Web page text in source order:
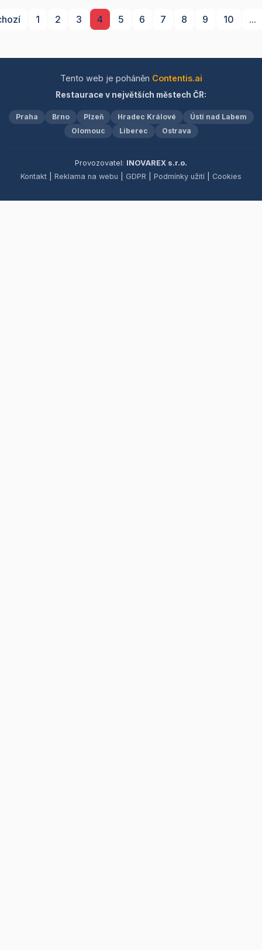
1 2 3 4 5 6 7 8 9 10 ...
Tento web je poháněn Contentis.ai
Restaurace v největších městech ČR:
Praha Brno Plzeň Hradec Králové
Ústí nad Labem
Olomouc
Liberec Ostrava
Provozovatel: INOVAREX s.r.o.
Kontakt
Reklama na webu GDPR Podmínky užití Cookies